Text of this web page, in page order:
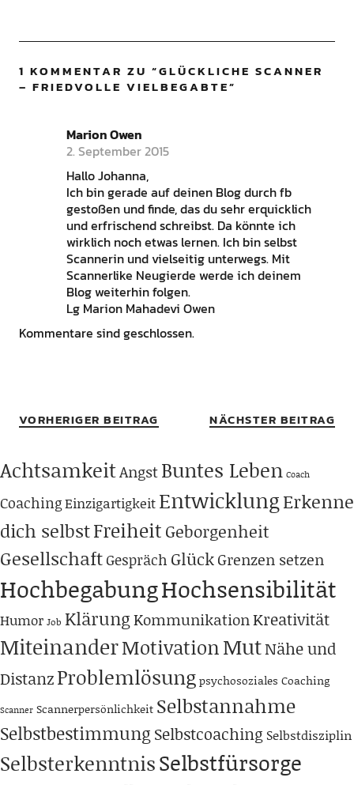
1 KOMMENTAR ZU “GLÜCKLICHE SCANNER
– FRIEDVOLLE VIELBEGABTE”
Marion Owen
2. September 2015
Hallo Johanna,
Ich bin gerade auf deinen Blog durch fb
gestoßen und finde, das du sehr erquicklich
und erfrischend schreibst. Da könnte ich
wirklich noch etwas lernen. Ich bin selbst
Scannerin und vielseitig unterwegs. Mit
Scannerlike Neugierde werde ich deinem
Blog weiterhin folgen.
Lg Marion Mahadevi Owen
Kommentare sind geschlossen.
VORHERIGER BEITRAG NÄCHSTER BEITRAG
AchtsamkeitAngstBuntes Leben Coach
CoachingEinzigartigkeit EntwicklungErkenne
dich selbstFreiheit Geborgenheit
GesellschaftGespräch GlückGrenzen setzen
HochbegabungHochsensibilität
Humor Job KlärungKommunikationKreativität
MiteinanderMotivationMutNähe und
DistanzProblemlösungpsychosoziales Coaching
Scanner Scannerpersönlichkeit Selbstannahme
Selbstbestimmung Selbstcoaching Selbstdisziplin
SelbsterkenntnisSelbstfürsorge